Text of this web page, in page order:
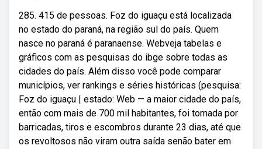
285. 415 de pessoas. Foz do iguaçu está localizada
no estado do paraná, na região sul do país. Quem
nasce no paraná é paranaense. Webveja tabelas e
gráficos com as pesquisas do ibge sobre todas as
cidades do país. Além disso você pode comparar
municípios, ver rankings e séries históricas (pesquisa:
Foz do iguaçu | estado: Web — a maior cidade do país,
então com mais de 700 mil habitantes, foi tomada por
barricadas, tiros e escombros durante 23 dias, até que
os revoltosos não viram outra saída senão bater em